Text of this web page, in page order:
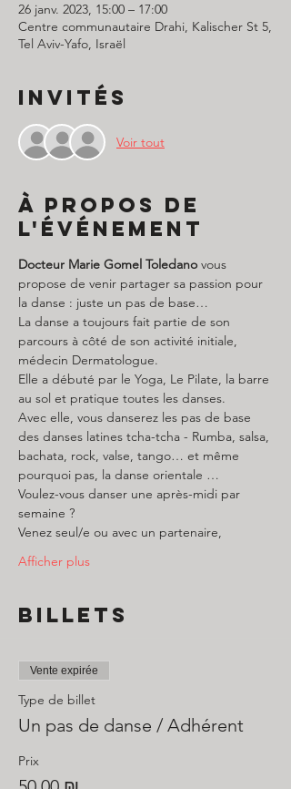
26 janv. 2023, 15:00 – 17:00
Centre communautaire Drahi, Kalischer St 5,
Tel Aviv-Yafo, Israël
Invités
Voir tout
À propos de
l'événement
Docteur Marie Gomel Toledano vous
propose de venir partager sa passion pour
la danse : juste un pas de base…
La danse a toujours fait partie de son
parcours à côté de son activité initiale,
médecin Dermatologue.
Elle a débuté par le Yoga, Le Pilate, la barre
au sol et pratique toutes les danses.
Avec elle, vous danserez les pas de base
des danses latines tcha-tcha - Rumba, salsa,
bachata, rock, valse, tango… et même
pourquoi pas, la danse orientale …
Voulez-vous danser une après-midi par
semaine ?
Venez seul/e ou avec un partenaire,
Afficher plus
Billets
Vente expirée
Type de billet
Un pas de danse / Adhérent
Prix